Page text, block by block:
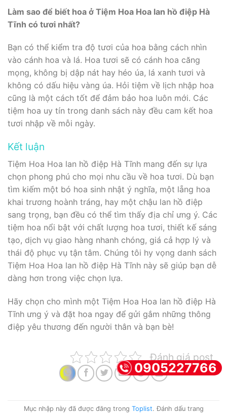
Làm sao để biết hoa ở Tiệm Hoa Hoa lan hồ điệp Hà
Tĩnh có tươi nhất?
Bạn có thể kiểm tra độ tươi của hoa bằng cách nhìn
vào cánh hoa và lá. Hoa tươi sẽ có cánh hoa căng
mọng, không bị dập nát hay héo úa, lá xanh tươi và
không có dấu hiệu vàng úa. Hỏi tiệm về lịch nhập hoa
cũng là một cách tốt để đảm bảo hoa luôn mới. Các
tiệm hoa uy tín trong danh sách này đều cam kết hoa
tươi nhập về mỗi ngày.
Kết luận
Tiệm Hoa Hoa lan hồ điệp Hà Tĩnh mang đến sự lựa
chọn phong phú cho mọi nhu cầu về hoa tươi. Dù bạn
tìm kiếm một bó hoa sinh nhật ý nghĩa, một lẵng hoa
khai trương hoành tráng, hay một chậu lan hồ điệp
sang trọng, bạn đều có thể tìm thấy địa chỉ ưng ý. Các
tiệm hoa nổi bật với chất lượng hoa tươi, thiết kế sáng
tạo, dịch vụ giao hàng nhanh chóng, giá cả hợp lý và
thái độ phục vụ tận tâm. Chúng tôi hy vọng danh sách
Tiệm Hoa Hoa lan hồ điệp Hà Tĩnh này sẽ giúp bạn dễ
dàng hơn trong việc chọn lựa.
Hãy chọn cho mình một Tiệm Hoa Hoa lan hồ điệp Hà
Tĩnh ưng ý và đặt hoa ngay để gửi gắm những thông
điệp yêu thương đến người thân và bạn bè!
Đánh giá post
Mục nhập này đã được đăng trong Toplist. Đánh dấu trang
0905227766